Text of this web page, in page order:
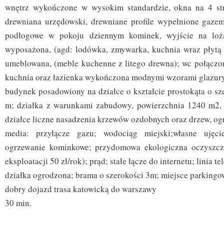
wnętrz wykończone w wysokim standardzie, okna na 4
drewniana urzędowski, drewniane profile wypełnione
podłogowe w pokoju dziennym kominek, wyjście na
wyposażona, (agd: lodówka, zmywarka, kuchnia wraz
umeblowana, (meble kuchenne z litego drewna); wc
kuchnia oraz łazienka wykończona modnymi wzorami
budynek posadowiony na działce o kształcie prostokąta o
m; działka z warunkami zabudowy, powierzchnia 1240
działce liczne nasadzenia krzewów ozdobnych oraz drzew,
media: przyłącze gazu; wodociąg miejski;własne
ogrzewanie kominkowe; przydomowa ekologiczna
eksploatacji 50 zł/rok); prąd; stałe łącze do internetu; linia
działka ogrodzona; brama o szerokości 3m; miejsce
dobry dojazd trasa katowicką do warszawy
30 min.